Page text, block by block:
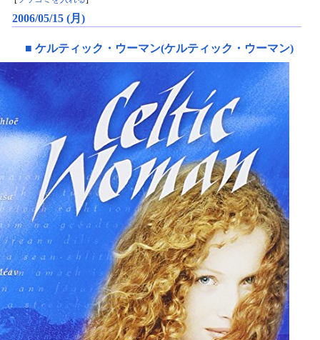
2006/05/15 (月)
■ ケルティック・ウーマン(ケルティック・ウーマン)